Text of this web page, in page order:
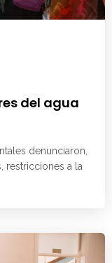
del agua
denunciaron,
restricciones a la